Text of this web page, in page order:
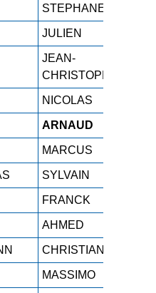
STEPHANE
JULIEN
JEAN-
CHRISTOPHE
NICOLAS
ARNAUD
MARCUS
SYLVAIN
FRANCK
AHMED
CHRISTIAN
MASSIMO